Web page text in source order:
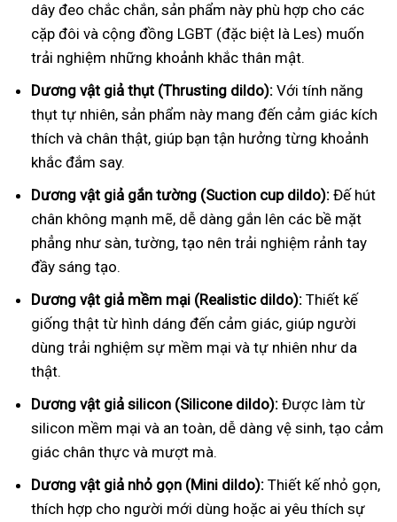
dây đeo chắc chắn, sản phẩm này phù hợp cho các
cặp đôi và cộng đồng LGBT (đặc biệt là Les) muốn
trải nghiệm những khoảnh khắc thân mật.
Dương vật giả thụt (Thrusting dildo): Với tính năng
thụt tự nhiên, sản phẩm này mang đến cảm giác kích
thích và chân thật, giúp bạn tận hưởng từng khoảnh
khắc đắm say.
Dương vật giả gắn tường (Suction cup dildo): Đế hút
chân không mạnh mẽ, dễ dàng gắn lên các bề mặt
phẳng như sàn, tường, tạo nên trải nghiệm rảnh tay
đầy sáng tạo.
Dương vật giả mềm mại (Realistic dildo): Thiết kế
giống thật từ hình dáng đến cảm giác, giúp người
dùng trải nghiệm sự mềm mại và tự nhiên như da
thật.
Dương vật giả silicon (Silicone dildo): Được làm từ
silicon mềm mại và an toàn, dễ dàng vệ sinh, tạo cảm
giác chân thực và mượt mà.
Dương vật giả nhỏ gọn (Mini dildo): Thiết kế nhỏ gọn,
thích hợp cho người mới dùng hoặc ai yêu thích sự